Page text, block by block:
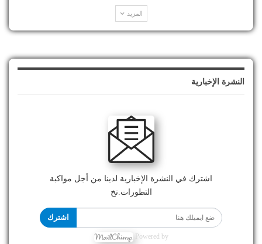
المزيد
النشرة الإخبارية
اشترك في النشرة الإخبارية لدينا من أجل مواكبة
التطورات.نخ
اشترك
Powered by